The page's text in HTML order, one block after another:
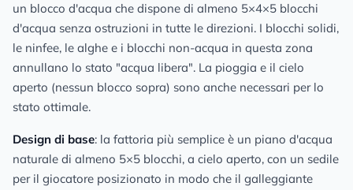
un blocco d'acqua che dispone di almeno 5×4×5 blocchi
d'acqua senza ostruzioni in tutte le direzioni. I blocchi solidi,
le ninfee, le alghe e i blocchi non-acqua in questa zona
annullano lo stato "acqua libera". La pioggia e il cielo
aperto (nessun blocco sopra) sono anche necessari per lo
stato ottimale.
Design di base: la fattoria più semplice è un piano d'acqua
naturale di almeno 5×5 blocchi, a cielo aperto, con un sedile
per il giocatore posizionato in modo che il galleggiante